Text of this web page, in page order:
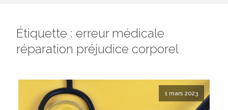
Étiquette : erreur médicale
réparation préjudice corporel
1 mars 2023